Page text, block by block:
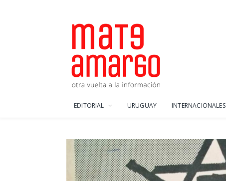
EDITORIAL URUGUAY INTERNACIONALES